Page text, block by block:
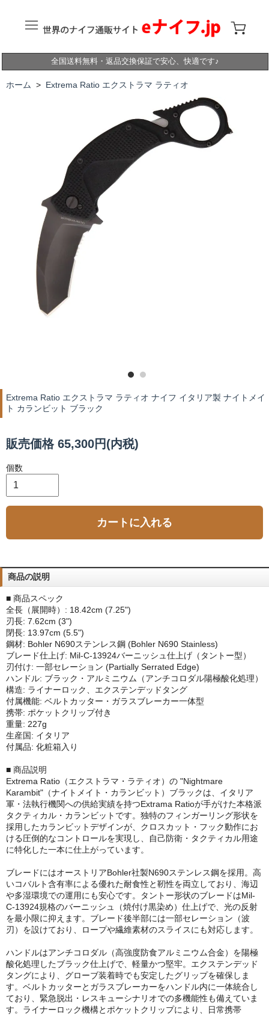
全国送料無料・返品交換保証で安心、快適です♪
ホーム > Extrema Ratio エクストラマ ラティオ
Extrema Ratio エクストラマ ラティオ ナイフ イタリア製 ナイトメイ
ト カランビット ブラック
販売価格 65,300円(内税)
個数
カートに入れる
商品の説明
■ 商品スペック
全長（展開時）: 18.42cm (7.25")
刃長: 7.62cm (3")
閉長: 13.97cm (5.5")
鋼材: Bohler N690ステンレス鋼 (Bohler N690 Stainless)
ブレード仕上げ: Mil-C-13924バーニッシュ仕上げ（タントー型）
刃付け: 一部セレーション (Partially Serrated Edge)
ハンドル: ブラック・アルミニウム（アンチコロダル陽極酸化処理）
構造: ライナーロック、エクステンデッドタング
付属機能: ベルトカッター・ガラスブレーカー一体型
携帯: ポケットクリップ付き
重量: 227g
生産国: イタリア
付属品: 化粧箱入り
■ 商品説明
Extrema Ratio（エクストラマ・ラティオ）の "Nightmare
Karambit"（ナイトメイト・カランビット）ブラックは、イタリア
軍・法執行機関への供給実績を持つExtrama Ratioが手がけた本格派
タクティカル・カランビットです。独特のフィンガーリング形状を
採用したカランビットデザインが、クロスカット・フック動作にお
ける圧倒的なコントロールを実現し、自己防衛・タクティカル用途
に特化した一本に仕上がっています。
ブレードにはオーストリアBohler社製N690ステンレス鋼を採用。高
いコバルト含有率による優れた耐食性と靭性を両立しており、海辺
や多湿環境での運用にも安心です。タントー形状のブレードはMil-
C-13924規格のバーニッシュ（焼付け黒染め）仕上げで、光の反射
を最小限に抑えます。ブレード後半部には一部セレーション（波
刃）を設けており、ロープや繊維素材のスライスにも対応します。
ハンドルはアンチコロダル（高強度防食アルミニウム合金）を陽極
酸化処理したブラック仕上げで、軽量かつ堅牢。エクステンデッド
タングにより、グローブ装着時でも安定したグリップを確保しま
す。ベルトカッターとガラスブレーカーをハンドル内に一体統合し
ており、緊急脱出・レスキューシナリオでの多機能性も備えていま
す。ライナーロック機構とポケットクリップにより、日常携帯